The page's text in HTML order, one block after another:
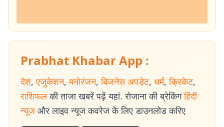
Prabhat Khabar App :
देश, एजुकेशन, मनोरंजन, बिजनेस अपडेट, धर्म, क्रिकेट,
राशिफल की ताजा खबरें पढ़ें यहां. रोजाना की ब्रेकिंग हिंदी
न्यूज और लाइव न्यूज कवरेज के लिए डाउनलोड करिए